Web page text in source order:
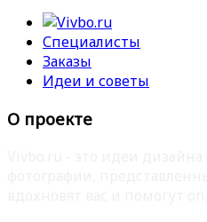
Специалисты
Заказы
Идеи и советы
О проекте